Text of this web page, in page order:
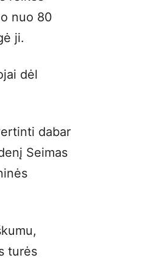
nuo 80
ji.
dėl
dabar
Seimas
turės